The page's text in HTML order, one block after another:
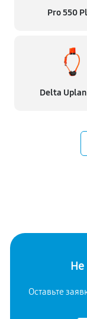
Pro 550
Delta
Не
Оставьте